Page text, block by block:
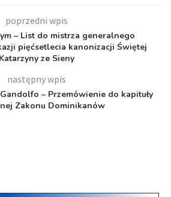
poprzedni wpis
– List do mistrza generalnego
pięćsetlecia kanonizacji Świętej
Katarzyny ze Sieny
następny wpis
– Przemówienie do kapituły
Zakonu Dominikanów